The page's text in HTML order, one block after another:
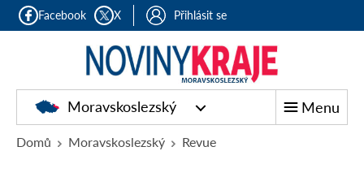
Facebook X Přihlásit se
Moravskoslezský Menu
Domů Moravskoslezský Revue